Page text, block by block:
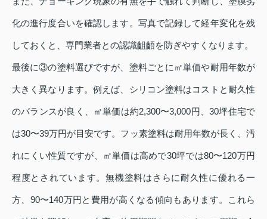
化の進行度合いを確認します。写真で記録して経年変化を残
しておくと、専門業者との認識齟齬を防ぎやすくなります。
最後に③の塗料選びですが、塗料ごとに㎡単価や耐用年数が
大きく異なります。例えば、シリコン塗料はコストと耐久性
のバランスが良く、㎡単価は約2,300〜3,000円、30坪住宅で
は30〜39万円が目安です。フッ素塗料は耐用年数が長く、汚
れにくい性質ですが、㎡単価は高めで30坪では80〜120万円
程度とされています。無機塗料はさらに耐久性に優れる一
方、90〜140万円と費用が高くなる傾向もあります。これら